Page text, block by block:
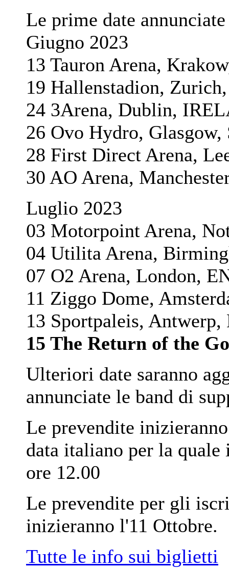
Le prime date
Giugno 2023
13 Tauron Arena,
19 Hallenstadion,
24 3Arena, Dublin,
26 Ovo Hydro,
28 First Direct Arena,
30 AO Arena,
Luglio 2023
03 Motorpoint Arena,
04 Utilita Arena,
07 O2 Arena, London,
11 Ziggo Dome,
13 Sportpaleis,
15 The Return of the
Ulteriori date saranno
annunciate le band di
Le prevendite
data italiano per la
ore 12.00
Le prevendite per gli
inizieranno l'11 Ottobre.
Tutte le info sui biglietti